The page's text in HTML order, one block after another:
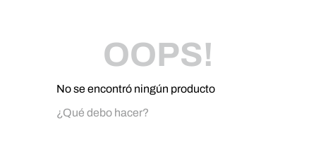
OOPS!
No se encontró ningún producto
¿Qué debo hacer?